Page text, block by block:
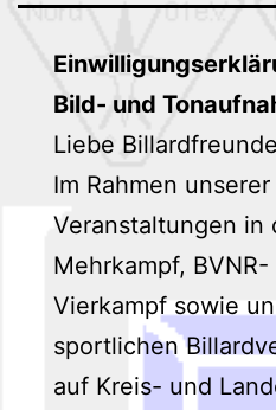
Bild- und
Liebe
Im Rahmen
Veranstaltungen in
Mehrkampf, BVNR-
Vierkampf sowie
sportlichen
auf Kreis- und